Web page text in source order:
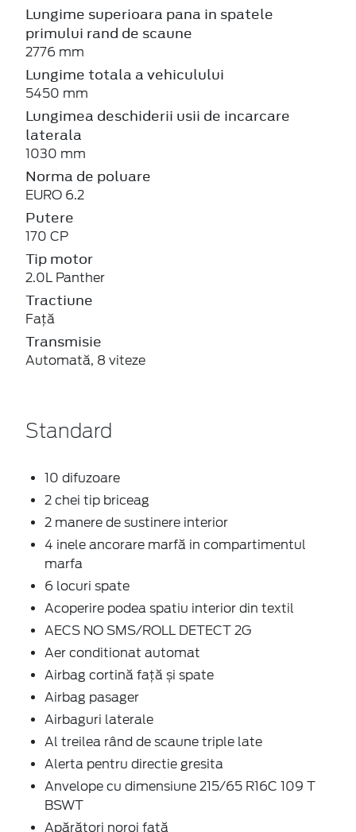
Lungime superioara pana in spatele
primului rand de scaune
2776 mm
Lungime totala a vehiculului
5450 mm
Lungimea deschiderii usii de incarcare
laterala
1030 mm
Norma de poluare
EURO 6.2
Putere
170 CP
Tip motor
2.0L Panther
Tractiune
Față
Transmisie
Automată, 8 viteze
Standard
10 difuzoare
2 chei tip briceag
2 manere de sustinere interior
4 inele ancorare marfă in compartimentul
marfa
6 locuri spate
Acoperire podea spatiu interior din textil
AECS NO SMS/ROLL DETECT 2G
Aer conditionat automat
Airbag cortină față și spate
Airbag pasager
Airbaguri laterale
Al treilea rând de scaune triple late
Alerta pentru directie gresita
Anvelope cu dimensiune 215/65 R16C 109 T
BSWT
Apărători noroi față